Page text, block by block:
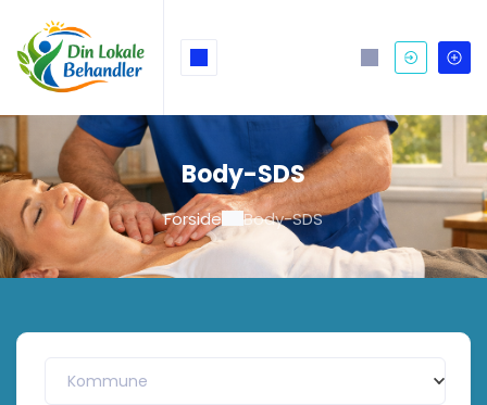
Body-SDS
Forside Body-SDS
Kommune